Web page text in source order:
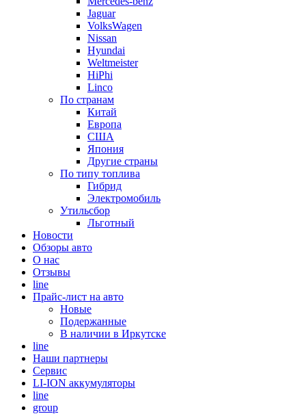
Jaguar
VolksWagen
Nissan
Hyundai
Weltmeister
HiPhi
Linco
По странам
Китай
Европа
США
Япония
Другие страны
По типу топлива
Гибрид
Электромобиль
Утильсбор
Льготный
Новости
Обзоры авто
О нас
Отзывы
line
Прайс-лист на авто
Новые
Подержанные
В наличии в Иркутске
line
Наши партнеры
Cервис
LI-ION аккумуляторы
line
group